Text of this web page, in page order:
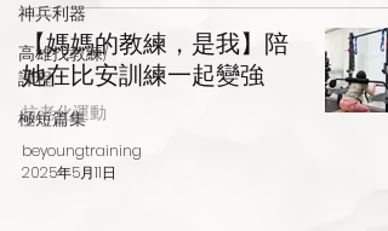
神兵利器
高雄找教練/
課程
極短篇集
【媽媽的教練，是我】陪
她在比安訓練一起變強
抗老化運動
beyoungtraining
2025年5月11日